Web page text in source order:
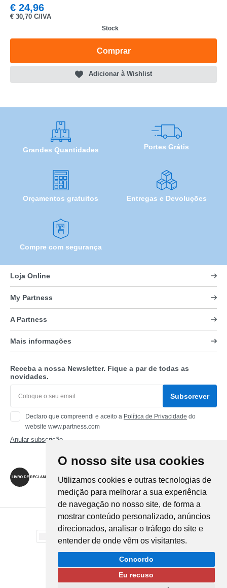
O nosso site usa cookies
Utilizamos cookies e outras tecnologias de
medição para melhorar a sua experiência
de navegação no nosso site, de forma a
mostrar conteúdo personalizado, anúncios
direcionados, analisar o tráfego do site e
entender de onde vêm os visitantes.
Concordo
Eu recuso
€ 24,96
€ 30,70 C/IVA
Stock
Comprar
Adicionar à Wishlist
Grandes Quantidades Portes Grátis
Orçamentos gratuitos Entregas e Devoluções
Compre com segurança
Loja Online
My Partness
A Partness
Mais informações
Receba a nossa Newsletter. Fique a par de todas as
novidades.
Subscrever
Declaro que compreendi e aceito a Política de Privacidade do
website www.partness.com
Anular subscrição
Siga-nos
Método de Pagamento
Método de Envio
EAN